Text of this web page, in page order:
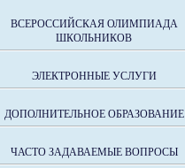
ВСЕРОССИЙСКАЯ ОЛИМПИАДА
ШКОЛЬНИКОВ
ЭЛЕКТРОННЫЕ УСЛУГИ
ДОПОЛНИТЕЛЬНОЕ ОБРАЗОВАНИЕ
ЧАСТО ЗАДАВАЕМЫЕ ВОПРОСЫ